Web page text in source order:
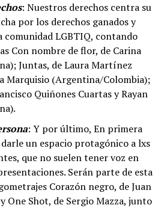
: Nuestros derechos centra su
por los derechos ganados y
comunidad LGBTIQ, contando
Con nombre de flor, de Carina
Juntas, de Laura Martínez
Marquisio (Argentina/Colombia);
Quiñones Cuartas y Rayan
: Y por último, En primera
un espacio protagónico a lxs
que no suelen tener voz en
Serán parte de esta
Corazón negro, de Juan
One Shot, de Sergio Mazza, junto